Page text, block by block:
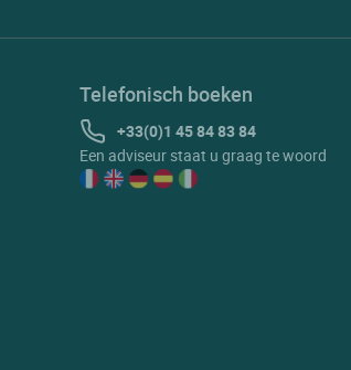
Telefonisch boeken
+33(0)1 45 84 83 84
Een adviseur staat u graag te woord